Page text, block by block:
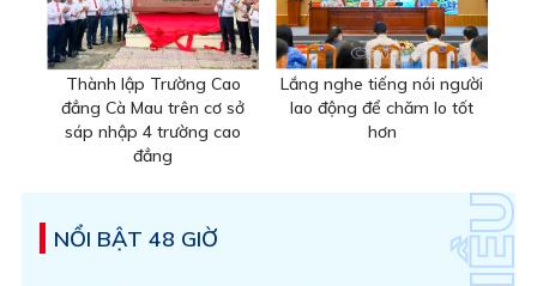
Thành lập Trường Cao
đẳng Cà Mau trên cơ sở
sáp nhập 4 trường cao
đẳng
Lắng nghe tiếng nói người
lao động để chăm lo tốt
hơn
NỔI BẬT 48 GIỜ